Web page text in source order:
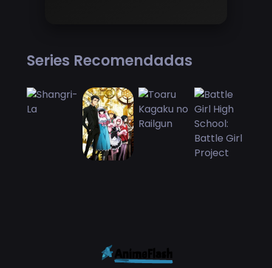
Series Recomendadas